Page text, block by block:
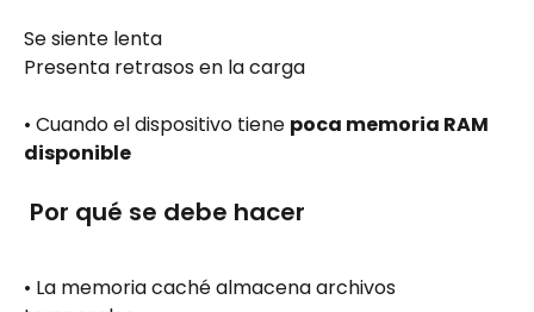
Se siente lenta
Presenta retrasos en la carga
• Cuando el dispositivo tiene poca memoria RAM
disponible
Por qué se debe hacer
• La memoria caché almacena archivos